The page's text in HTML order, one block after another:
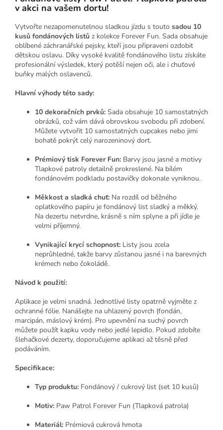
v akci na vašem dortu!
Vytvořte nezapomenutelnou sladkou jízdu s touto sadou 10
kusů fondánových listů z kolekce Forever Fun. Sada obsahuje
oblíbené záchranářské pejsky, kteří jsou připraveni ozdobit
dětskou oslavu. Díky vysoké kvalitě fondánového listu získáte
profesionální výsledek, který potěší nejen oči, ale i chuťové
buňky malých oslavenců.
Hlavní výhody této sady:
10 dekoračních prvků: Sada obsahuje 10 samostatných
obrázků, což vám dává obrovskou svobodu při zdobení.
Můžete vytvořit 10 samostatných cupcakes nebo jimi
bohatě pokrýt celý narozeninový dort.
Prémiový tisk Forever Fun: Barvy jsou jasné a motivy
Tlapkové patroly detailně prokreslené. Na bílém
fondánovém podkladu postavičky dokonale vyniknou.
Měkkost a sladká chuť: Na rozdíl od běžného
oplatkového papíru je fondánový list sladký a měkký.
Na dezertu netvrdne, krásně s ním splyne a při jídle je
velmi příjemný.
Vynikající krycí schopnost: Listy jsou zcela
neprůhledné, takže barvy zůstanou jasné i na barevných
krémech nebo čokoládě.
Návod k použití:
Aplikace je velmi snadná. Jednotlivé listy opatrně vyjměte z
ochranné fólie. Nanášejte na uhlazený povrch (fondán,
marcipán, máslový krém). Pro upevnění na suchý povrch
můžete použít kapku vody nebo jedlé lepidlo. Pokud zdobíte
šlehačkové dezerty, doporučujeme aplikaci až těsně před
podáváním.
Specifikace:
Typ produktu: Fondánový / cukrový list (set 10 kusů)
Motiv: Paw Patrol Forever Fun (Tlapková patrola)
Materiál: Prémiová cukrová hmota